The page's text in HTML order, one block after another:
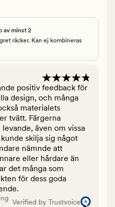
av minst 2
räcker. Kan ej kombineras
positiv feedback för
design, och många
materialets
tvätt. Färgerna
även om vissa
skilja sig något
nämnde att
eller hårdare än
det många som
för dess goda
Verified by Trustvoice